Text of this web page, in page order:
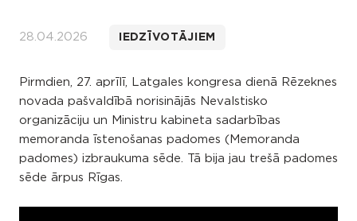
28.04.2026 IEDZĪVOTĀJIEM
Pirmdien, 27. aprīlī, Latgales kongresa dienā Rēzeknes
novada pašvaldībā norisinājās Nevalstisko
organizāciju un Ministru kabineta sadarbības
memoranda īstenošanas padomes (Memoranda
padomes) izbraukuma sēde. Tā bija jau trešā padomes
sēde ārpus Rīgas.